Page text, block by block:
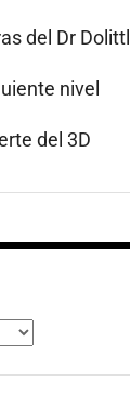
del Dr
nivel
del 3D